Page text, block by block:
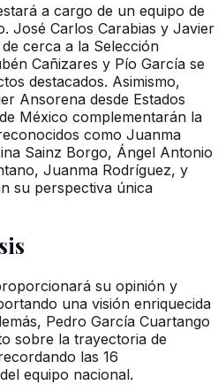
a cargo de un equipo de
José Carlos Carabias y Javier
cerca a la Selección
Cañizares y Pío García se
destacados. Asimismo,
Ansorena desde Estados
México complementarán la
como Juanma
Sainz Borgo, Ángel Antonio
Juanma Rodríguez, y
su perspectiva única
su opinión y
una visión enriquecida
Pedro García Cuartango
sobre la trayectoria de
las 16
equipo nacional.